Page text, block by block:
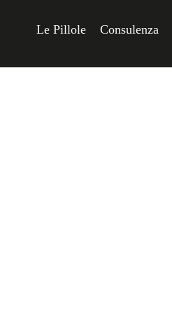
Le Pillole Consulenza